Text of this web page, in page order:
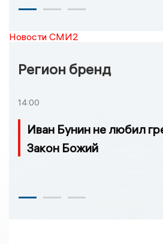
Новости СМИ2
Регион бренд
14:00
Иван Бунин не любил
Закон Божий